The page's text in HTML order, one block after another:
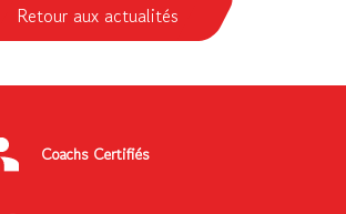
Retour aux actualités
Coachs Certifiés